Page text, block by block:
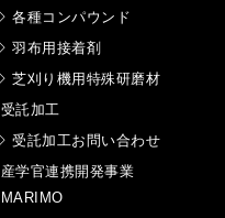
各種コンパウンド
羽布用接着剤
芝刈り機用特殊研磨材
受託加工
受託加工お問い合わせ
産学官連携開発事業
MARIMO